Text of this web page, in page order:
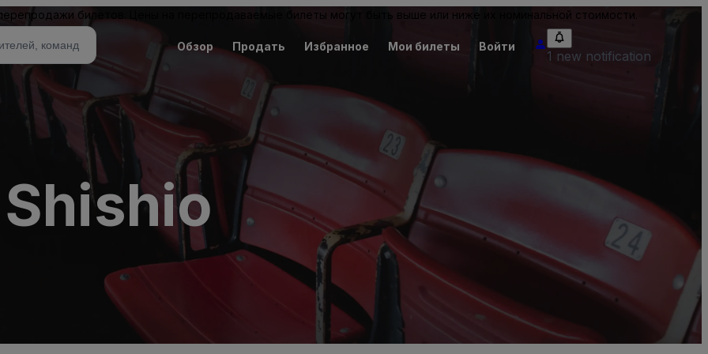
билетов. Цены на перепродаваемые билеты могут быть выше или ниже их номинальной стоимости.
Обзор Продать Избранное Мои билеты Войти
1 new notification